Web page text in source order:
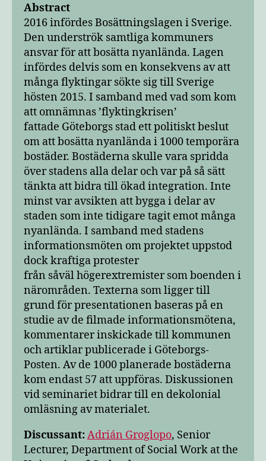
Abstract
2016 infördes Bosättningslagen i Sverige.
Den underströk samtliga kommuners
ansvar för att bosätta nyanlända. Lagen
infördes delvis som en konsekvens av att
många flyktingar sökte sig till Sverige
hösten 2015. I samband med vad som kom
att omnämnas ’flyktingkrisen’
fattade Göteborgs stad ett politiskt beslut
om att bosätta nyanlända i 1000 temporära
bostäder. Bostäderna skulle vara spridda
över stadens alla delar och var på så sätt
tänkta att bidra till ökad integration. Inte
minst var avsikten att bygga i delar av
staden som inte tidigare tagit emot många
nyanlända. I samband med stadens
informationsmöten om projektet uppstod
dock kraftiga protester
från såväl högerextremister som boenden i
närområden. Texterna som ligger till
grund för presentationen baseras på en
studie av de filmade informationsmötena,
kommentarer inskickade till kommunen
och artiklar publicerade i Göteborgs-
Posten. Av de 1000 planerade bostäderna
kom endast 57 att uppföras. Diskussionen
vid seminariet bidrar till en dekolonial
omläsning av materialet.
Discussant:Adrián Groglopo, Senior
Lecturer, Department of Social Work at the